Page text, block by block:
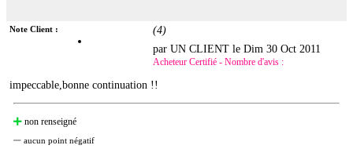
Note Client : (4)
par UN CLIENT leDim 30 Oct 2011
Acheteur Certifié - Nombre d'avis :
impeccable,bonne continuation !!
non renseigné
aucun point négatif